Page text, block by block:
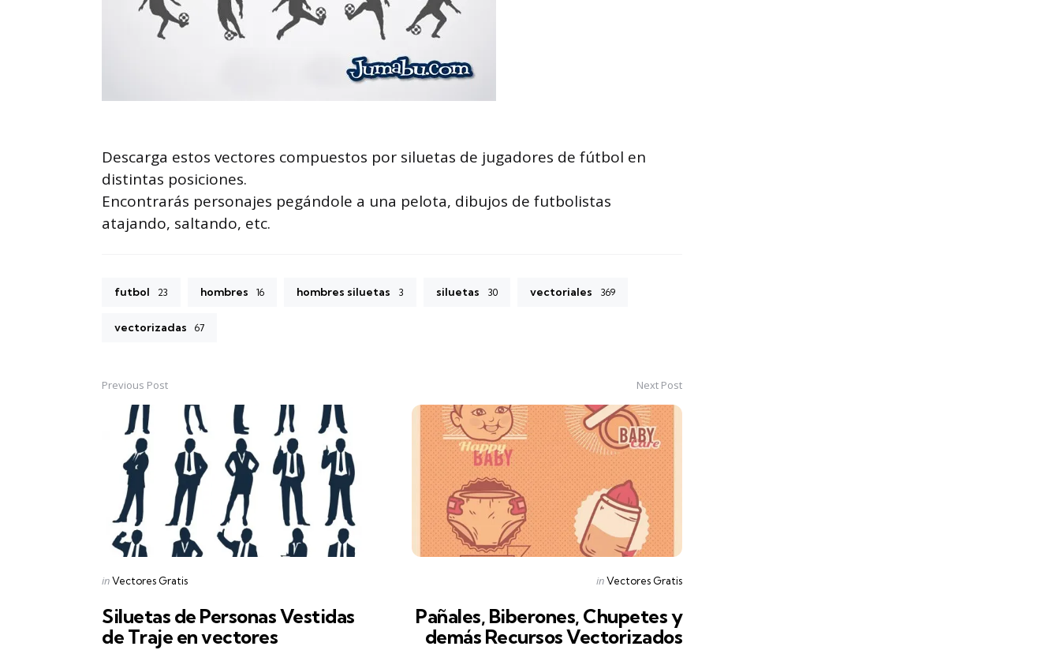
Descarga estos vectores compuestos por siluetas de jugadores de fútbol en
distintas posiciones.
Encontrarás personajes pegándole a una pelota, dibujos de futbolistas
atajando, saltando, etc.
futbol 23 hombres 16 hombres siluetas 3 siluetas 30 vectoriales 369
vectorizadas 67
Post
navigation
Previous Post
Posted
inVectores Gratis
Siluetas de Personas Vestidas
de Traje en vectores
Next Post
Posted
inVectores Gratis
Pañales, Biberones, Chupetes y
demás Recursos Vectorizados